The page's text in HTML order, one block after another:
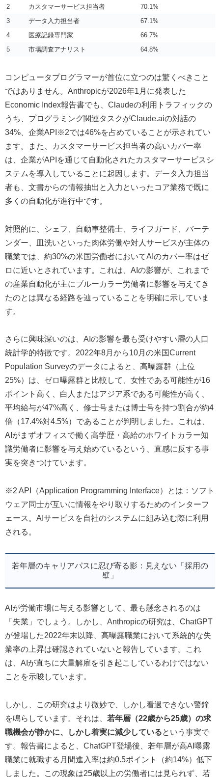
2
カスタマーサービス担当者
70.1%
3
データ入力担当者
67.1%
4
医療記録専門家
66.7%
5
市場調査アナリスト 64.8%
コンピュータプログラマーが首位に立つのは驚くべきこと
ではありません。Anthropicが2026年1月に発表した
Economic Index報告書でも、Claudeの利用トラフィックの
うち、プログラミング関連タスクがClaude.aiの対話の
34%、企業API※2では46%を占めていることが示されてい
ます。また、カスタマーサービス担当者の高いカバー率
は、企業がAPIを通じて自動化されたカスタマーサービスシ
ステムを導入していることに起因します。データ入力担当
者も、文書からの情報抽出と入力といったコア業務で既に
多くの自動化が進行中です。
対照的に、シェフ、自動車整備士、ライフガード、バーテ
ンダー、皿洗いといった肉体労働や対人サービスが主体の
職業では、約30%の米国労働者においてAIのカバー率はゼ
ロに近いとされています。これは、AIの影響が、これまで
の産業自動化が主にブルーカラー労働者に影響を与えてき
たのとは異なる経路を辿っていることを明確に示していま
す。
さらに興味深いのは、AIの影響を最も受けやすい層の人口
統計学的特徴です。2022年8月から10月の米国Current
Population Surveyのデータによると、高曝露群（上位
25%）は、ゼロ曝露群と比較して、女性である可能性が16
ポイント高く、白人またはアジア系である可能性が高く、
平均給与が47%高く、修士号または博士号を持つ割合が約4
倍（17.4%対4.5%）であることが判明しました。これは、
AIがまずオフィスで働く高学歴・高給のホワイトカラー知
識労働者に影響を与え始めているという、直感に反する事
実を突きつけています。
※2 API（Application Programming Interface）とは：ソフト
ウェア同士が互いに情報をやり取りするためのインターフ
ェース。AIサービスを自社のシステムに組み込む際に利用
される。
若年層のキャリアパスに忍び寄る影：見えない「採用の
壁」
AIが労働市場に与える影響として、最も懸念されるのは
「失業」でしょう。しかし、Anthropicの研究は、ChatGPT
が登場した2022年末以降、高曝露職業において系統的な失
業率の上昇は確認されていないと報告しています。これ
は、AIが直ちに大量解雇を引き起こしているわけではない
ことを示唆しています。
しかし、この研究はより微妙で、しかし看過できない警鐘
を鳴らしています。それは、 若年層（22歳から25歳）の求
職機会が静かに、しかし着実に減少しているという事実で
す。報告書によると、ChatGPT登場後、若年層が高AI曝露
職業に就職する月間進入率は約0.5ポイント（約14%）低下
しました。この現象は25歳以上の労働者には見られず、若